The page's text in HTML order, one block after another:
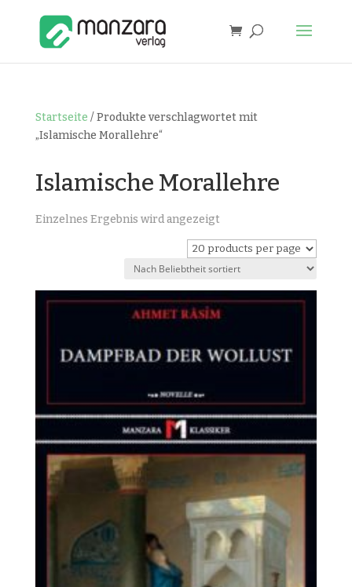
Startseite / Produkte verschlagwortet mit
„Islamische Morallehre“
Islamische Morallehre
Einzelnes Ergebnis wird angezeigt